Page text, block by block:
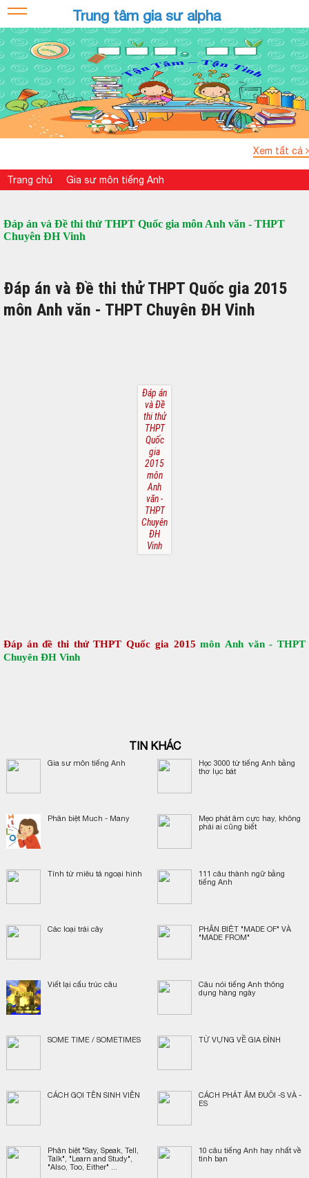
Trung tâm gia sư alpha
Xem tất cả
Trang chủ Gia sư môn tiếng Anh
Đáp án và Đề thi thử THPT Quốc gia môn Anh văn - THPT
Chuyên ĐH Vinh
Đáp án và Đề thi thử THPT Quốc gia 2015
môn Anh văn - THPT Chuyên ĐH Vinh
Đáp án
và Đề
thi thử
THPT
Quốc
gia
2015
môn
Anh
văn -
THPT
Chuyên
ĐH
Vinh
Đáp án đề thi thử THPT Quốc gia 2015 môn Anh văn - THPT
Chuyên ĐH Vinh
TIN KHÁC
Gia sư môn tiếng Anh
Học 3000 từ tiếng Anh bằng
thơ lục bát
Phân biệt Much - Many
Mẹo phát âm cực hay, không
phải ai cũng biết
Tính từ miêu tả ngoại hình
111 câu thành ngữ bằng
tiếng Anh
Các loại trái cây
PHÂN BIỆT "MADE OF" VÀ
"MADE FROM"
Viết lại cấu trúc câu
Câu nói tiếng Anh thông
dụng hàng ngày
SOME TIME / SOMETIMES TỪ VỰNG VỀ GIA ĐÌNH
CÁCH GỌI TÊN SINH VIÊN
CÁCH PHÁT ÂM ĐUÔI -S VÀ -
ES
Phân biệt "Say, Speak, Tell,
Talk", "Learn and Study",
"Also, Too, Either" ...
10 câu tiếng Anh hay nhất về
tình bạn